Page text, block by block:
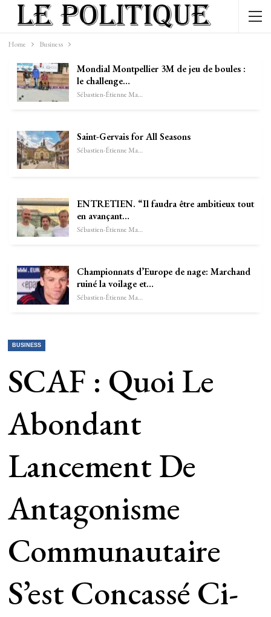
Home Business
Mondial Montpellier 3M de jeu de boules :
le challenge…
Sébastien-Étienne Marechal
Saint-Gervais for All Seasons
Sébastien-Étienne Marechal
ENTRETIEN. “Il faudra être ambitieux tout
en avançant…
Sébastien-Étienne Marechal
Championnats d’Europe de nage: Marchand
ruiné la voilage et…
Sébastien-Étienne Marechal
BUSINESS
SCAF : Quoi Le
Abondant
Lancement De
Antagonisme
Communautaire
S’est Concassé Ci-